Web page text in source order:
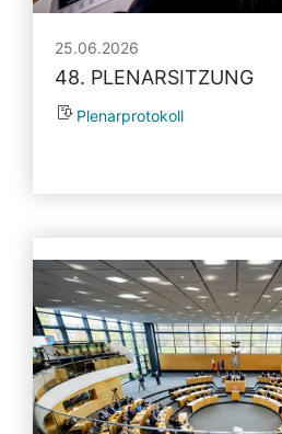
25.06.2026
48. PLENARSITZUNG
Plenarprotokoll